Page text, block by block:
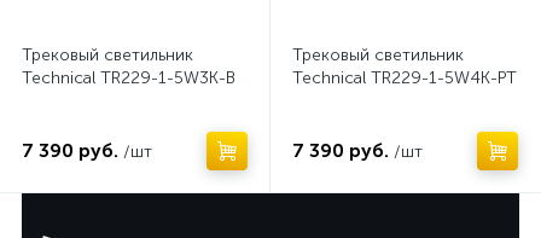
Трековый светильник
Technical TR229-1-5W3K-B
7 390 руб. /шт
Трековый светильник
Technical TR229-1-5W4K-PT
7 390 руб. /шт